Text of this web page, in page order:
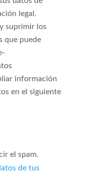
legal.
suprimir los
que puede
información
en el siguiente
el spam.
de tus